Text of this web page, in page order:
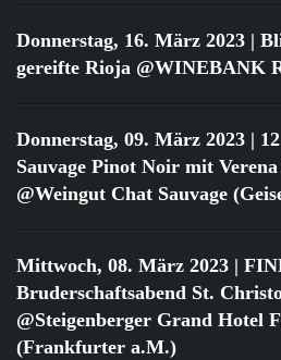
Donnerstag, 16. März 2023 |
gereifte Rioja @WINEBANK
Donnerstag, 09. März 2023 |
Sauvage Pinot Noir mit
@Weingut Chat Sauvage
Mittwoch, 08. März 2023 |
Bruderschaftsabend St.
@Steigenberger Grand Hotel
(Frankfurter a.M.)